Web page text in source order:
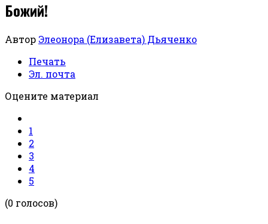
Божий!
Автор Элеонора (Елизавета) Дьяченко
Печать
Эл. почта
Оцените материал
1
2
3
4
5
(0 голосов)